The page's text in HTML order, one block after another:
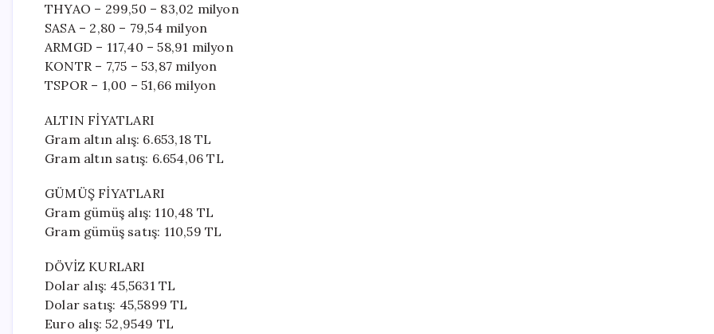
THYAO – 299,50 – 83,02 milyon
SASA – 2,80 – 79,54 milyon
ARMGD – 117,40 – 58,91 milyon
KONTR – 7,75 – 53,87 milyon
TSPOR – 1,00 – 51,66 milyon
ALTIN FİYATLARI
Gram altın alış: 6.653,18 TL
Gram altın satış: 6.654,06 TL
GÜMÜŞ FİYATLARI
Gram gümüş alış: 110,48 TL
Gram gümüş satış: 110,59 TL
DÖVİZ KURLARI
Dolar alış: 45,5631 TL
Dolar satış: 45,5899 TL
Euro alış: 52,9549 TL